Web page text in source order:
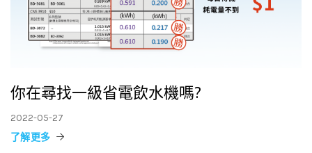
你在尋找一級省電飲水機嗎?
2022-05-27
了解更多